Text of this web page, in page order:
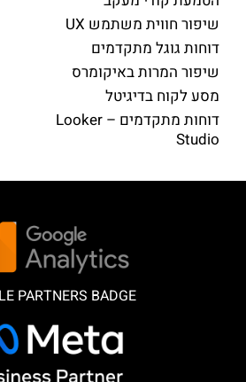
שיפור חווית משתמש UX
דוחות גוגל מתקדמים
שיפור המרות באיקומרס
מסע לקוח בדיגיטל
דוחות מתקדמים – Looker
Studio
PARTNERS BADGE